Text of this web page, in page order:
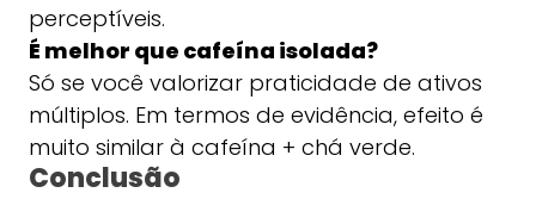
perceptíveis.
É melhor que cafeína isolada?
Só se você valorizar praticidade de ativos
múltiplos. Em termos de evidência, efeito é
muito similar à cafeína + chá verde.
Conclusão